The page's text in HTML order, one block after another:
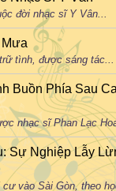
đời nhạc sĩ Y Vân...
tình, được sáng tác...
Buồn Phía Sau
nhạc sĩ Phan Lạc
Sự Nghiệp Lẫy
vào Sài Gòn, theo